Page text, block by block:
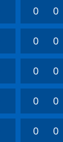
0 0
0 0
0 0
0 0
0 0